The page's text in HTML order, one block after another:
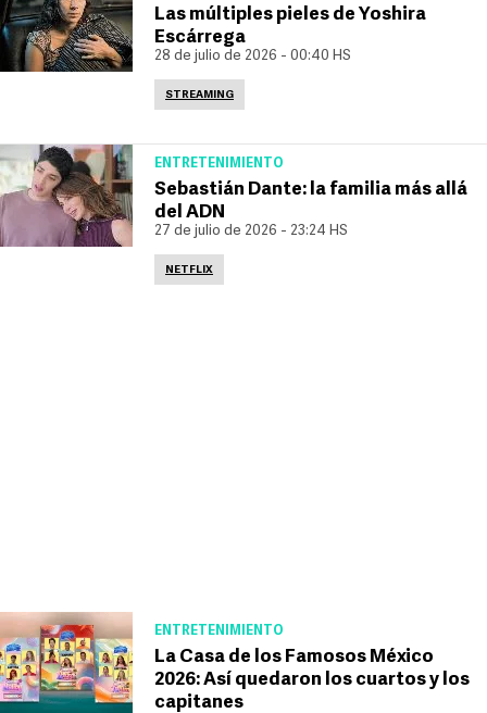
Las múltiples pieles de Yoshira
Escárrega
28 de julio de 2026 - 00:40 HS
STREAMING
ENTRETENIMIENTO
Sebastián Dante: la familia más allá
del ADN
27 de julio de 2026 - 23:24 HS
NETFLIX
ENTRETENIMIENTO
La Casa de los Famosos México
2026: Así quedaron los cuartos y los
capitanes